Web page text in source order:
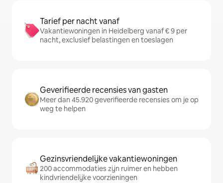
Tarief per nacht vanaf
Vakantiewoningen in Heidelberg vanaf € 9 per
nacht, exclusief belastingen en toeslagen
Geverifieerde recensies van gasten
Meer dan 45.920 geverifieerde recensies om je op
weg te helpen
Gezinsvriendelijke vakantiewoningen
200 accommodaties zijn ruimer en hebben
kindvriendelijke voorzieningen